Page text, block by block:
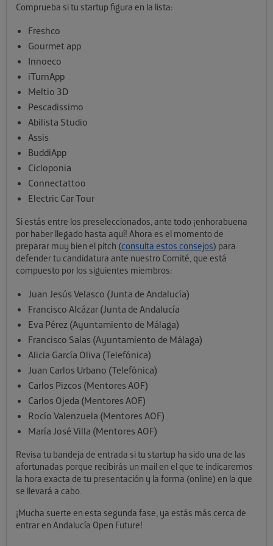
Comprueba si tu startup figura en la lista:
Freshco
Gourmet app
Innoeco
iTurnApp
Meltio 3D
Pescadissimo
Abilista Studio
Assis
BuddiApp
Cicloponia
Connectattoo
Electric Car Tour
Si estás entre los preseleccionados, ante todo ¡enhorabuena
por haber llegado hasta aquí! Ahora es el momento de
preparar muy bien el pitch (consulta estos consejos) para
defender tu candidatura ante nuestro Comité, que está
compuesto por los siguientes miembros:
Juan Jesús Velasco (Junta de Andalucía)
Francisco Alcázar (Junta de Andalucía
Eva Pérez (Ayuntamiento de Málaga)
Francisco Salas (Ayuntamiento de Málaga)
Alicia García Oliva (Telefónica)
Juan Carlos Urbano (Telefónica)
Carlos Pizcos (Mentores AOF)
Carlos Ojeda (Mentores AOF)
Rocío Valenzuela (Mentores AOF)
María José Villa (Mentores AOF)
Revisa tu bandeja de entrada si tu startup ha sido una de las
afortunadas porque recibirás un mail en el que te indicaremos
la hora exacta de tu presentación y la forma (online) en la que
se llevará a cabo.
¡Mucha suerte en esta segunda fase, ya estás más cerca de
entrar en Andalucía Open Future!